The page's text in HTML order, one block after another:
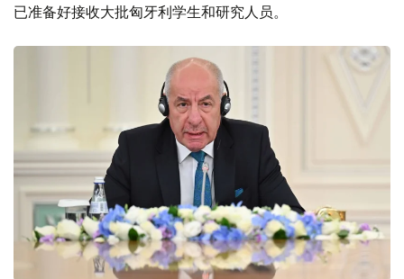
已准备好接收大批匈牙利学生和研究人员。